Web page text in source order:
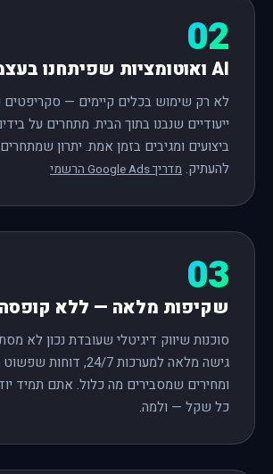
02
AI ואוטומציות שפיתחנו בעצמנו
לא רק שימוש בכלים קיימים — סקריפטים
ייעודיים שנבנו בתוך הבית. מתחרים על
ביצועים ומגיבים בזמן אמת. יתרון
להעתיק. מדריך Google Ads הרשמי
03
שקיפות מלאה — ללא
סוכנות שיווק דיגיטלי שעובדת נכון לא
גישה מלאה למערכות 24/7,
ומחירים שמסבירים מה כלול. אתם תמיד
כל שקל — ולמה.